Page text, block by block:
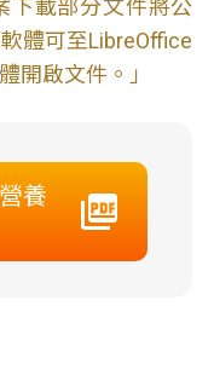
下載部分文件將公
體可至LibreOffice
開啟文件。」
養